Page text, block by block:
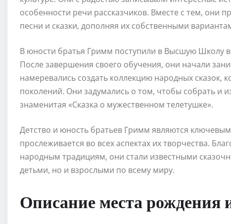
особенности речи рассказчиков. Вместе с тем, они
песни и сказки, дополняя их собственными
В юности братья Гримм поступили в Высшую Школу
После завершения своего обучения, они начали
намеревались создать коллекцию народных сказок,
поколений. Они задумались о том, чтобы собрать и
знаменитая «Сказка о мужественном телетушке».
Детство и юность братьев Гримм являются
прослеживается во всех аспектах их творчества.
народным традициям, они стали известными
детьми, но и взрослыми по всему миру.
Описание места рождения